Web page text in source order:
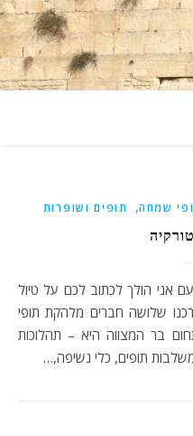
שמחה, תופים ושופרות
שלושה חברים מלהקת תופי
בר המצווה היא – תהלוכות
תופים, כלי נשיפה,…